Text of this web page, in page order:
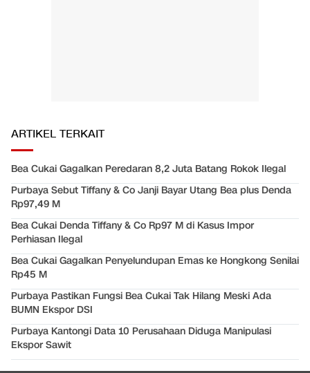
ARTIKEL TERKAIT
Bea Cukai Gagalkan Peredaran 8,2 Juta Batang Rokok Ilegal
Purbaya Sebut Tiffany & Co Janji Bayar Utang Bea plus Denda
Rp97,49 M
Bea Cukai Denda Tiffany & Co Rp97 M di Kasus Impor
Perhiasan Ilegal
Bea Cukai Gagalkan Penyelundupan Emas ke Hongkong Senilai
Rp45 M
Purbaya Pastikan Fungsi Bea Cukai Tak Hilang Meski Ada
BUMN Ekspor DSI
Purbaya Kantongi Data 10 Perusahaan Diduga Manipulasi
Ekspor Sawit